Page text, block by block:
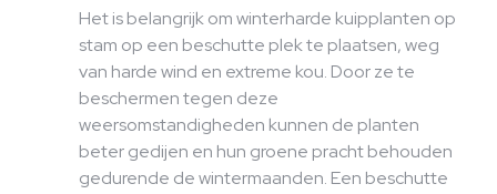
Het is belangrijk om winterharde kuipplanten op
stam op een beschutte plek te plaatsen, weg
van harde wind en extreme kou. Door ze te
beschermen tegen deze
weersomstandigheden kunnen de planten
beter gedijen en hun groene pracht behouden
gedurende de wintermaanden. Een beschutte